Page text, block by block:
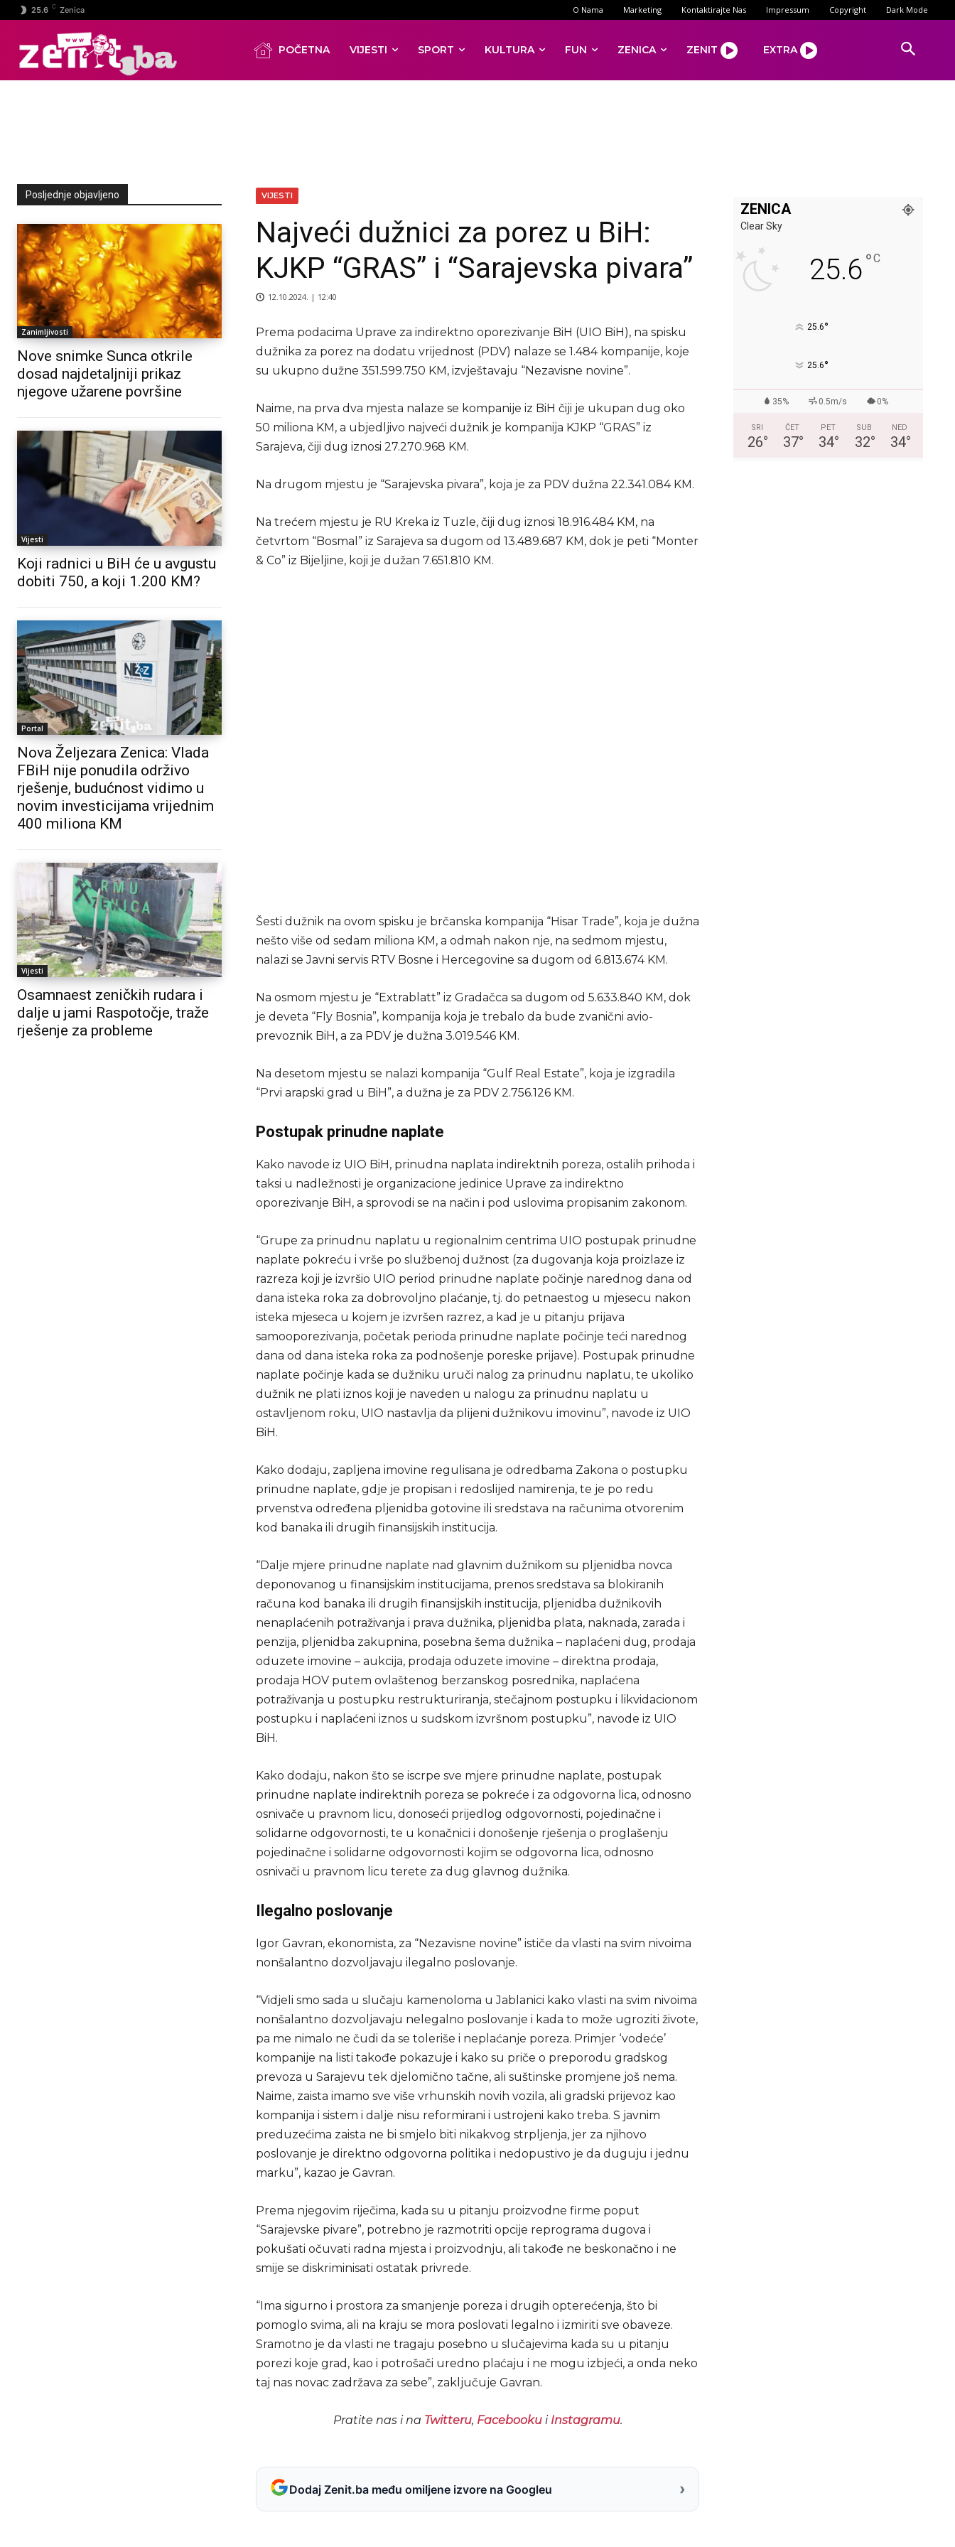
25.6 C Zenica O Nama Marketing Kontaktirajte Nas Impressum Copyright Dark Mode
POČETNA VIJESTI SPORT KULTURA FUN ZENICA ZENIT EXTRA
Posljednje objavljeno
Zanimljivosti
Nove snimke Sunca otkrile
dosad najdetaljniji prikaz
njegove užarene površine
Vijesti
Koji radnici u BiH će u avgustu
dobiti 750, a koji 1.200 KM?
Portal
Nova Željezara Zenica: Vlada
FBiH nije ponudila održivo
rješenje, budućnost vidimo u
novim investicijama vrijednim
400 miliona KM
Vijesti
Osamnaest zeničkih rudara i
dalje u jami Raspotočje, traže
rješenje za probleme
VIJESTI
Najveći dužnici za porez u BiH:
KJKP “GRAS” i “Sarajevska pivara”
12.10.2024. | 12:40
Prema podacima Uprave za indirektno oporezivanje BiH (UIO BiH), na spisku
dužnika za porez na dodatu vrijednost (PDV) nalaze se 1.484 kompanije, koje
su ukupno dužne 351.599.750 KM, izvještavaju “Nezavisne novine”.
Naime, na prva dva mjesta nalaze se kompanije iz BiH čiji je ukupan dug oko
50 miliona KM, a ubjedljivo najveći dužnik je kompanija KJKP “GRAS” iz
Sarajeva, čiji dug iznosi 27.270.968 KM.
Na drugom mjestu je “Sarajevska pivara”, koja je za PDV dužna 22.341.084 KM.
Na trećem mjestu je RU Kreka iz Tuzle, čiji dug iznosi 18.916.484 KM, na
četvrtom “Bosmal” iz Sarajeva sa dugom od 13.489.687 KM, dok je peti “Monter
& Co” iz Bijeljine, koji je dužan 7.651.810 KM.
Šesti dužnik na ovom spisku je brčanska kompanija “Hisar Trade”, koja je dužna
nešto više od sedam miliona KM, a odmah nakon nje, na sedmom mjestu,
nalazi se Javni servis RTV Bosne i Hercegovine sa dugom od 6.813.674 KM.
Na osmom mjestu je “Extrablatt” iz Gradačca sa dugom od 5.633.840 KM, dok
je deveta “Fly Bosnia”, kompanija koja je trebalo da bude zvanični avio-
prevoznik BiH, a za PDV je dužna 3.019.546 KM.
Na desetom mjestu se nalazi kompanija “Gulf Real Estate”, koja je izgradila
“Prvi arapski grad u BiH”, a dužna je za PDV 2.756.126 KM.
Postupak prinudne naplate
Kako navode iz UIO BiH, prinudna naplata indirektnih poreza, ostalih prihoda i
taksi u nadležnosti je organizacione jedinice Uprave za indirektno
oporezivanje BiH, a sprovodi se na način i pod uslovima propisanim zakonom.
“Grupe za prinudnu naplatu u regionalnim centrima UIO postupak prinudne
naplate pokreću i vrše po službenoj dužnost (za dugovanja koja proizlaze iz
razreza koji je izvršio UIO period prinudne naplate počinje narednog dana od
dana isteka roka za dobrovoljno plaćanje, tj. do petnaestog u mjesecu nakon
isteka mjeseca u kojem je izvršen razrez, a kad je u pitanju prijava
samooporezivanja, početak perioda prinudne naplate počinje teći narednog
dana od dana isteka roka za podnošenje poreske prijave). Postupak prinudne
naplate počinje kada se dužniku uruči nalog za prinudnu naplatu, te ukoliko
dužnik ne plati iznos koji je naveden u nalogu za prinudnu naplatu u
ostavljenom roku, UIO nastavlja da plijeni dužnikovu imovinu”, navode iz UIO
BiH.
Kako dodaju, zapljena imovine regulisana je odredbama Zakona o postupku
prinudne naplate, gdje je propisan i redoslijed namirenja, te je po redu
prvenstva određena pljenidba gotovine ili sredstava na računima otvorenim
kod banaka ili drugih finansijskih institucija.
“Dalje mjere prinudne naplate nad glavnim dužnikom su pljenidba novca
deponovanog u finansijskim institucijama, prenos sredstava sa blokiranih
računa kod banaka ili drugih finansijskih institucija, pljenidba dužnikovih
nenaplaćenih potraživanja i prava dužnika, pljenidba plata, naknada, zarada i
penzija, pljenidba zakupnina, posebna šema dužnika – naplaćeni dug, prodaja
oduzete imovine – aukcija, prodaja oduzete imovine – direktna prodaja,
prodaja HOV putem ovlaštenog berzanskog posrednika, naplaćena
potraživanja u postupku restrukturiranja, stečajnom postupku i likvidacionom
postupku i naplaćeni iznos u sudskom izvršnom postupku”, navode iz UIO
BiH.
Kako dodaju, nakon što se iscrpe sve mjere prinudne naplate, postupak
prinudne naplate indirektnih poreza se pokreće i za odgovorna lica, odnosno
osnivače u pravnom licu, donoseći prijedlog odgovornosti, pojedinačne i
solidarne odgovornosti, te u konačnici i donošenje rješenja o proglašenju
pojedinačne i solidarne odgovornosti kojim se odgovorna lica, odnosno
osnivači u pravnom licu terete za dug glavnog dužnika.
Ilegalno poslovanje
Igor Gavran, ekonomista, za “Nezavisne novine” ističe da vlasti na svim nivoima
nonšalantno dozvoljavaju ilegalno poslovanje.
“Vidjeli smo sada u slučaju kamenoloma u Jablanici kako vlasti na svim nivoima
nonšalantno dozvoljavaju nelegalno poslovanje i kada to može ugroziti živote,
pa me nimalo ne čudi da se toleriše i neplaćanje poreza. Primjer ‘vodeće’
kompanije na listi takođe pokazuje i kako su priče o preporodu gradskog
prevoza u Sarajevu tek djelomično tačne, ali suštinske promjene još nema.
Naime, zaista imamo sve više vrhunskih novih vozila, ali gradski prijevoz kao
kompanija i sistem i dalje nisu reformirani i ustrojeni kako treba. S javnim
preduzećima zaista ne bi smjelo biti nikakvog strpljenja, jer za njihovo
poslovanje je direktno odgovorna politika i nedopustivo je da duguju i jednu
marku”, kazao je Gavran.
Prema njegovim riječima, kada su u pitanju proizvodne firme poput
“Sarajevske pivare”, potrebno je razmotriti opcije reprograma dugova i
pokušati očuvati radna mjesta i proizvodnju, ali takođe ne beskonačno i ne
smije se diskriminisati ostatak privrede.
“Ima sigurno i prostora za smanjenje poreza i drugih opterećenja, što bi
pomoglo svima, ali na kraju se mora poslovati legalno i izmiriti sve obaveze.
Sramotno je da vlasti ne tragaju posebno u slučajevima kada su u pitanju
porezi koje grad, kao i potrošači uredno plaćaju i ne mogu izbjeći, a onda neko
taj nas novac zadržava za sebe”, zaključuje Gavran.
Pratite nas i na Twitteru, Facebookui Instagramu.
Dodaj Zenit.ba među omiljene izvore na Googleu ›
ZENICA
Clear Sky
25.6°C
25.6°
25.6°
35% 0.5m/s 0%
SRI
26°
ČET
37°
PET
34°
SUB
32°
NED
34°